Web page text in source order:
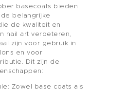
basecoats bieden
belangrijke
de kwaliteit en
nail art verbeteren,
zijn voor gebruik in
en voor
Dit zijn de
Zowel base coats als